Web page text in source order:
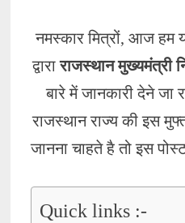
नमस्कार मित्रों, आज हम
द्वाराराजस्थान मुख्यमंत्री
बारे में जानकारी देने
राजस्थान राज्य की इस
जानना चाहते है तो इस
Quick links :-